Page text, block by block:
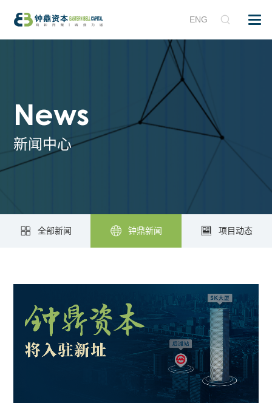
ENG
News
新闻中心
全部新闻 钟鼎新闻 项目动态